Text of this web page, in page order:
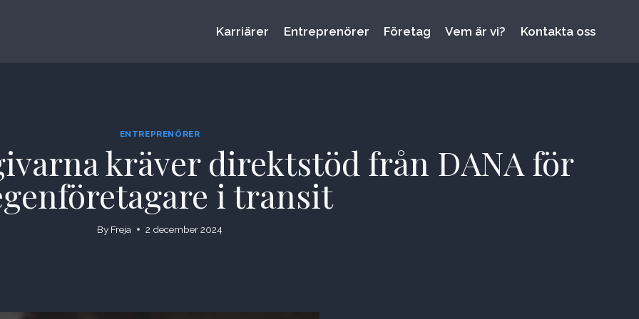
Karriärer Entreprenörer Företag Vem är vi? Kontakta oss
ENTREPRENÖRER
kräver direktstöd från DANA för
i transit
By Freja 2 december 2024